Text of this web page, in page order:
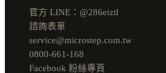
官方 LINE：@286eiztl
諮詢表單
service@microstep.com.tw
0800-661-168
Facebook 粉絲專頁